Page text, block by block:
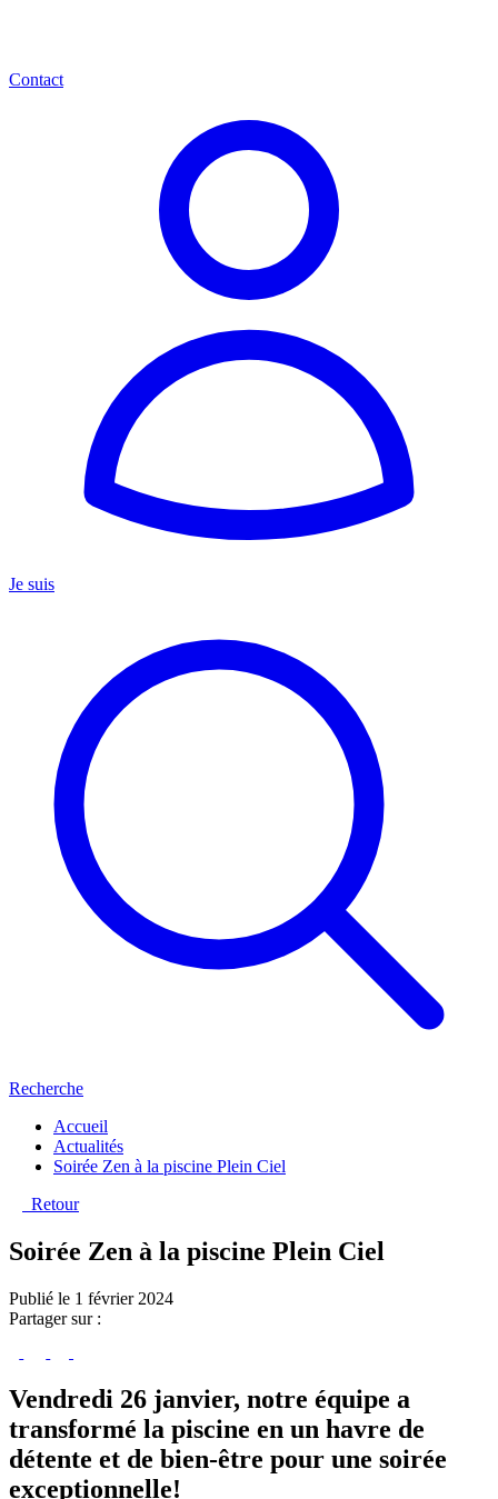
Contact
Je suis
Recherche
Accueil
Actualités
Soirée Zen à la piscine Plein Ciel
Retour
Soirée Zen à la piscine Plein Ciel
Publié le 1 février 2024
Partager sur :
Vendredi 26 janvier, notre équipe a
transformé la piscine en un havre de
détente et de bien-être pour une soirée
exceptionnelle!